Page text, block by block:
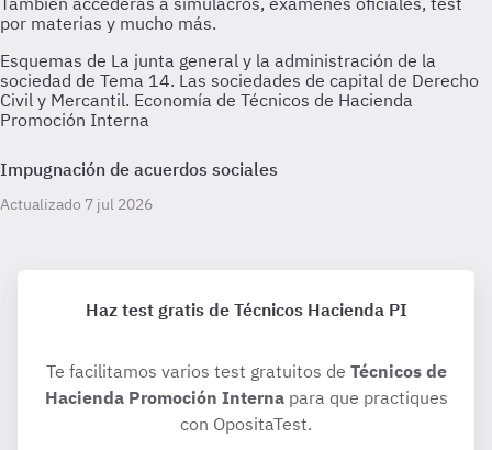
Esquemas de La junta general y la administración de la
sociedad de Tema 14. Las sociedades de capital de Derecho
Civil y Mercantil. Economía de Técnicos de Hacienda
Promoción Interna
Impugnación de acuerdos sociales
Actualizado 7 jul 2026
Haz test gratis de Técnicos Hacienda PI
Te facilitamos varios test gratuitos de Técnicos de
Hacienda Promoción Internapara que practiques
con OpositaTest.